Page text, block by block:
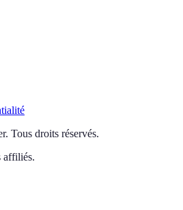
. Tous droits réservés.
affiliés.